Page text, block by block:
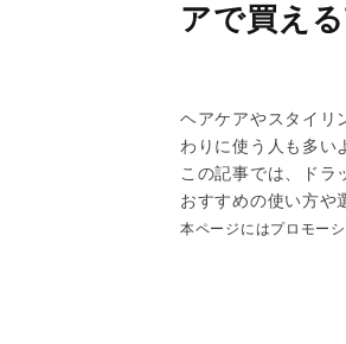
アで買え
ヘアケアやスタイリ
わりに使う人も多い
この記事では、ドラ
おすすめの使い方や
本ページにはプロモー